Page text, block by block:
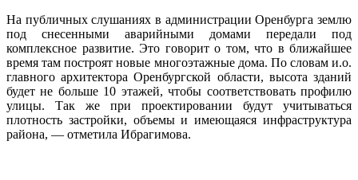
На публичных слушаниях в администрации Оренбурга землю
под снесенными аварийными домами передали под
комплексное развитие. Это говорит о том, что в ближайшее
время там построят новые многоэтажные дома. По словам и.о.
главного архитектора Оренбургской области, высота зданий
будет не больше 10 этажей, чтобы соответствовать профилю
улицы. Так же при проектировании будут учитываться
плотность застройки, объемы и имеющаяся инфраструктура
района, — отметила Ибрагимова.